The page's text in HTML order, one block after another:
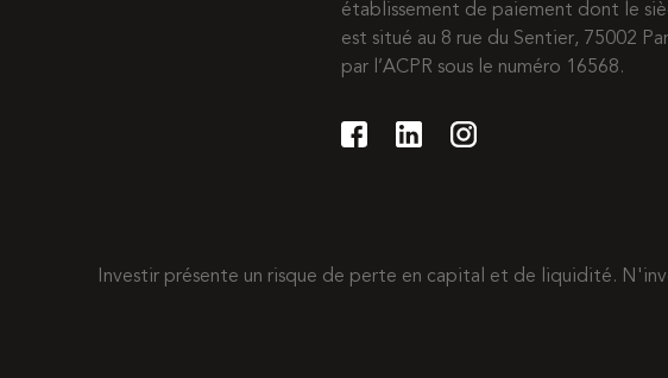
établissement de paiement dont le
est situé au 8 rue du Sentier, 75002
par l’ACPR sous le numéro 16568.
Investir présente un risque de perte en capital et de liquidité.